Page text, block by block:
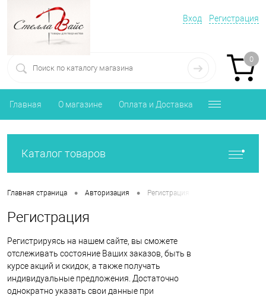
Вход Регистрация
0
Главная О магазине Оплата и Доставка
Каталог товаров
Главная страница • Авторизация • Регистрация
Регистрация
Регистрируясь на нашем сайте, вы сможете
отслеживать состояние Ваших заказов, быть в
курсе акций и скидок, а также получать
индивидуальные предложения. Достаточно
однократно указать свои данные при